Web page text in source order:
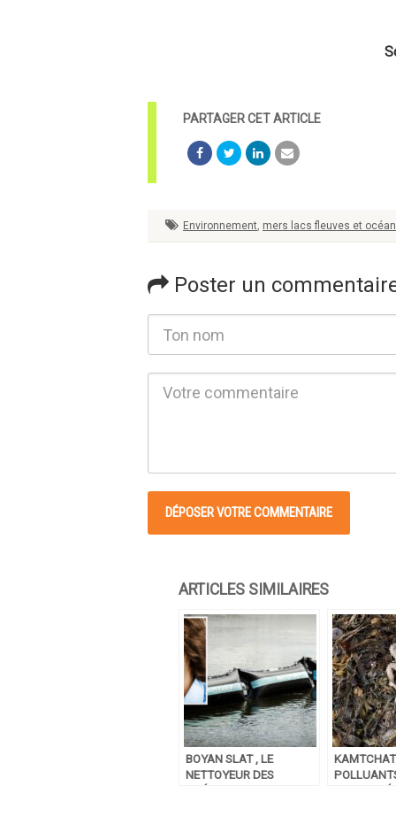
Environnement, mers lacs fleuves et
Poster un
BOYAN SLAT , LE
NETTOYEUR DES